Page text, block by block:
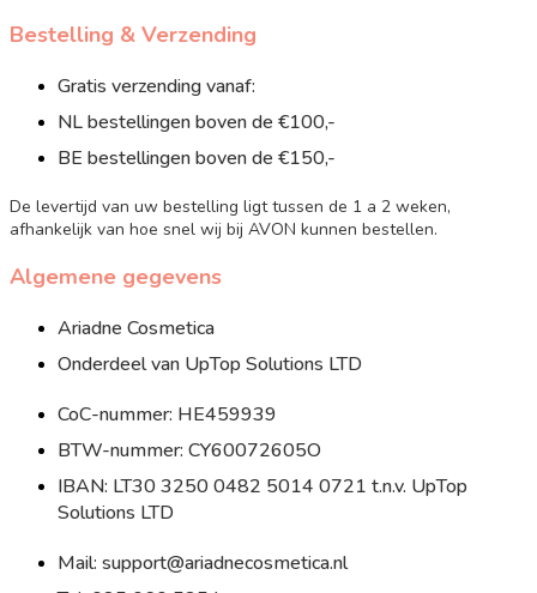
Bestelling & Verzending
Gratis verzending vanaf:
NL bestellingen boven de €100,-
BE bestellingen boven de €150,-
De levertijd van uw bestelling ligt tussen de 1 a 2 weken,
afhankelijk van hoe snel wij bij AVON kunnen bestellen.
Algemene gegevens
Ariadne Cosmetica
Onderdeel van UpTop Solutions LTD
CoC-nummer: HE459939
BTW-nummer: CY60072605O
IBAN: LT30 3250 0482 5014 0721 t.n.v. UpTop
Solutions LTD
Mail: support@ariadnecosmetica.nl